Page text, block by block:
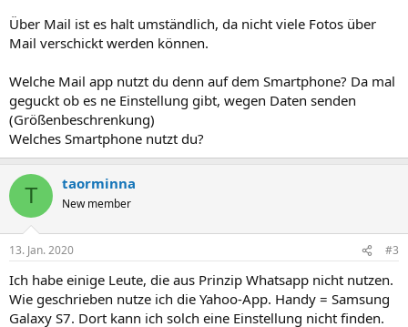
Über Mail ist es halt umständlich, da nicht viele Fotos über
Mail verschickt werden können.
Welche Mail app nutzt du denn auf dem Smartphone? Da mal
geguckt ob es ne Einstellung gibt, wegen Daten senden
(Größenbeschrenkung)
Welches Smartphone nutzt du?
T taorminna
New member
13. Jan. 2020 #3
Ich habe einige Leute, die aus Prinzip Whatsapp nicht nutzen.
Wie geschrieben nutze ich die Yahoo-App. Handy = Samsung
Galaxy S7. Dort kann ich solch eine Einstellung nicht finden.